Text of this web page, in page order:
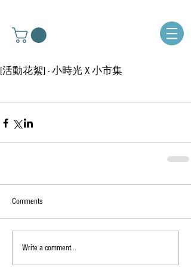
[活動花絮] - 小時光 X 小市集
Comments
Write a comment...